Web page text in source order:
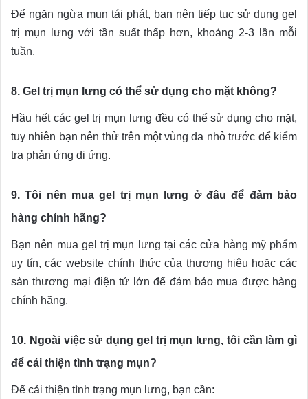
Để ngăn ngừa mụn tái phát, bạn nên tiếp tục sử dụng gel
trị mụn lưng với tần suất thấp hơn, khoảng 2-3 lần mỗi
tuần.
8. Gel trị mụn lưng có thể sử dụng cho mặt không?
Hầu hết các gel trị mụn lưng đều có thể sử dụng cho mặt,
tuy nhiên bạn nên thử trên một vùng da nhỏ trước để kiểm
tra phản ứng dị ứng.
9. Tôi nên mua gel trị mụn lưng ở đâu để đảm bảo
hàng chính hãng?
Bạn nên mua gel trị mụn lưng tại các cửa hàng mỹ phẩm
uy tín, các website chính thức của thương hiệu hoặc các
sàn thương mại điện tử lớn để đảm bảo mua được hàng
chính hãng.
10. Ngoài việc sử dụng gel trị mụn lưng, tôi cần làm gì
để cải thiện tình trạng mụn?
Để cải thiện tình trạng mụn lưng, bạn cần: